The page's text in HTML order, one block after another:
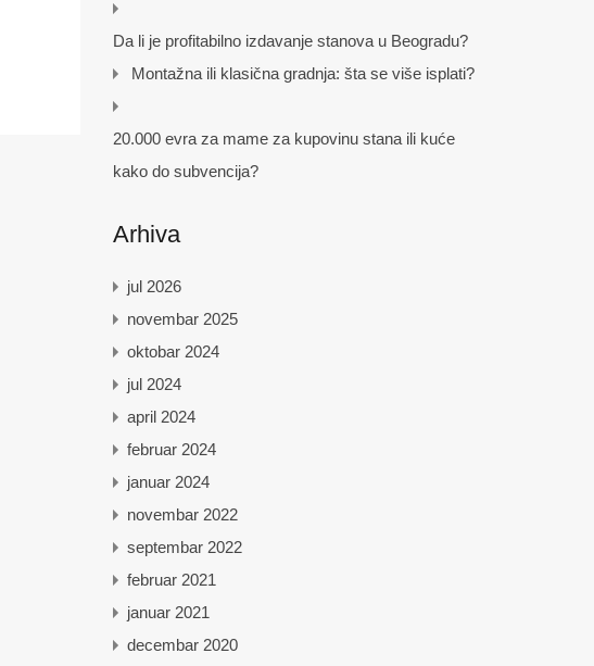
Da li je profitabilno izdavanje stanova u Beogradu?
Montažna ili klasična gradnja: šta se više isplati?
20.000 evra za mame za kupovinu stana ili kuće
kako do subvencija?
Arhiva
jul 2026
novembar 2025
oktobar 2024
jul 2024
april 2024
februar 2024
januar 2024
novembar 2022
septembar 2022
februar 2021
januar 2021
decembar 2020